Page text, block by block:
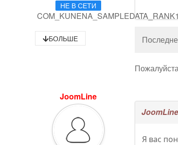
НЕ В СЕТИ
COM_KUNENA_SAMPLEDATA_RANK1
БОЛЬШЕ
JoomLine
JoomLine
Я вас